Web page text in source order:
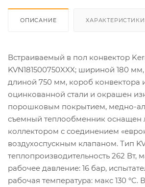
ОПИСАНИЕ ХАРАКТЕРИСТИКИ
Встраиваемый в пол конвектор
KVN181500750XXX; шириной 180
длиной 750 мм, короб конвектора
оцинкованной стали и окрашен
порошковым покрытием, медно-
съемный теплообменник оснащен
коллектором с соединением
воздухоспускным клапаном. Тип
теплопроизводительность 262 Вт,
рабочее давление: 16 бар,
рабочая температура: макс 130 °C.